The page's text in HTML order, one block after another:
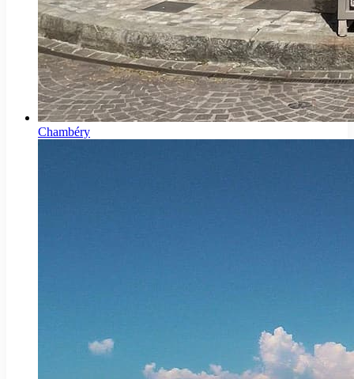
Chambéry